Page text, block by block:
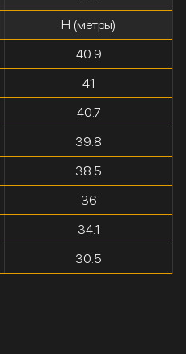
H (метры)
40.9
41
40.7
39.8
38.5
36
34.1
30.5